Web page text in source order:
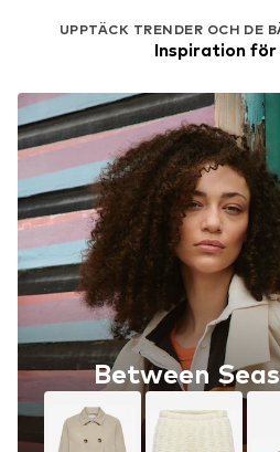
UPPTÄCK TRENDER OCH DE
Inspiration
Between